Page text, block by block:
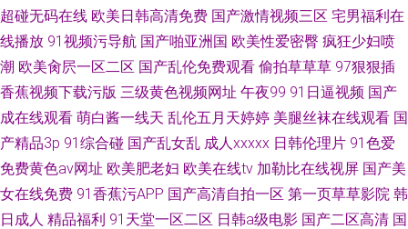
超碰无码在线 欧美日韩高清免费 国产激情视频三区 宅男福利在
线播放 91视频污导航 国产啪亚洲国 欧美性爱密臀 疯狂少妇喷
潮 欧美肏屄一区二区 国产乱伦免费观看 偷拍草草草 97狠狠插
香蕉视频下载污版 三级黄色视频网址 午夜99 91日逼视频 国产
成在线观看 萌白酱一线天 乱伦五月天婷婷 美腿丝袜在线观看 国
产精品3p 91综合碰 国产乱女乱 成人xxxxx 日韩伦理片 91色爱
免费黄色av网址 欧美肥老妇 欧美在线tv 加勒比在线视屏 国产美
女在线免费 91香蕉污APP 国产高清自拍一区 第一页草草影院 韩
日成人 精品福利 91天堂一区二区 日韩a级电影 国产二区高清 国